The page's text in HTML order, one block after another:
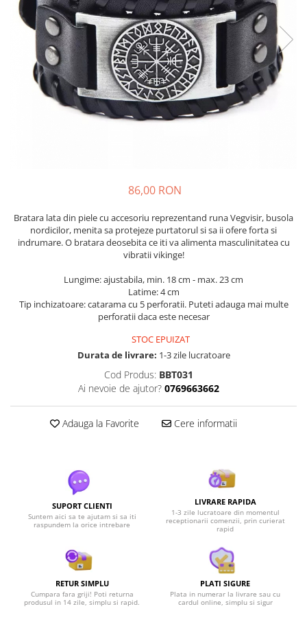
86,00 RON
Bratara lata din piele cu accesoriu reprezentand runa Vegvisir, busola
nordicilor, menita sa protejeze purtatorul si sa ii ofere forta si
indrumare. O bratara deosebita ce iti va alimenta masculinitatea cu
vibratii vikinge!
Lungime: ajustabila, min. 18 cm - max. 23 cm
Latime: 4 cm
Tip inchizatoare: catarama cu 5 perforatii. Puteti adauga mai multe
perforatii daca este necesar
STOC EPUIZAT
Durata de livrare: 1-3 zile lucratoare
Cod Produs: BBT031
Ai nevoie de ajutor? 0769663662
Adauga la Favorite Cere informatii
SUPORT CLIENTI
Suntem aici sa te ajutam si sa iti
raspundem la orice intrebare
LIVRARE RAPIDA
1-3 zile lucratoare din momentul
receptionarii comenzii, prin curierat
rapid
RETUR SIMPLU
Cumpara fara griji! Poti returna
produsul in 14 zile, simplu si rapid.
PLATI SIGURE
Plata in numerar la livrare sau cu
cardul online, simplu si sigur